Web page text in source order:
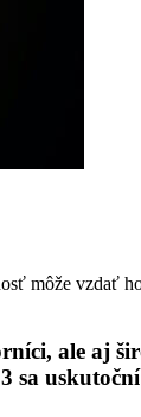
môže vzdať
ale aj
sa